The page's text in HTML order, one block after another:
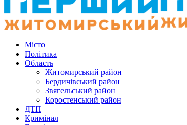
Місто
Політика
Область
Житомирський район
Бердичівський район
Звягельський район
Коростенський район
ДТП
Кримінал